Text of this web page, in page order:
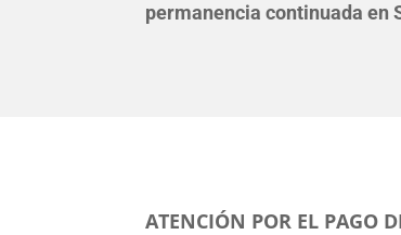
permanencia continuada en
ATENCIÓN POR EL PAGO